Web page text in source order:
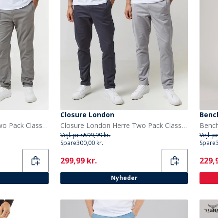
Closure London Herre Two Pack Classic Chino bukser Flerfarvet
Closure London
Closure London Herre Two Pack Classic Chino Chino bukser Flerfarvet
Vejl. pris599,99 kr.
Spare300,00 kr.
Current
299,99 kr.
Nyheder
Vejl.
Spare